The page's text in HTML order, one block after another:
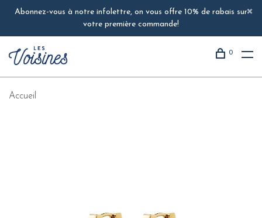
Abonnez-vous à notre infolettre, on vous offre 10% de rabais sur
votre première commande!
0
Accueil